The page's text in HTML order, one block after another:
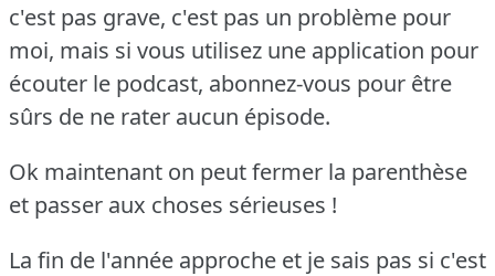
c'est pas grave, c'est pas un problème pour
moi, mais si vous utilisez une application pour
écouter le podcast, abonnez-vous pour être
sûrs de ne rater aucun épisode.
Ok maintenant on peut fermer la parenthèse
et passer aux choses sérieuses !
La fin de l'année approche et je sais pas si c'est